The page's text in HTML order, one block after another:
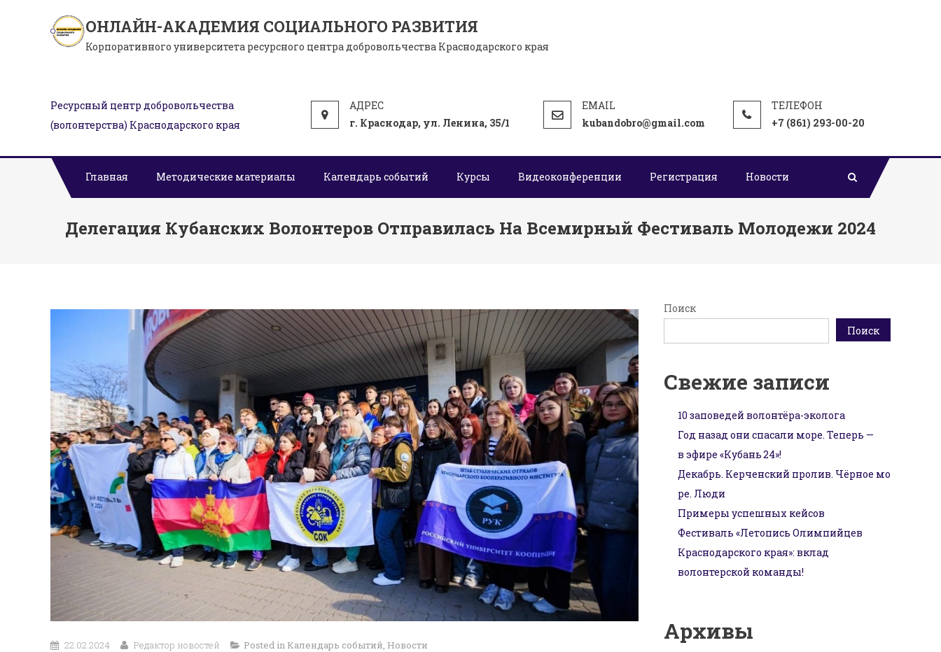
ОНЛАЙН-АКАДЕМИЯ СОЦИАЛЬНОГО РАЗВИТИЯ
Корпоративного университета ресурсного центра добровольчества Краснодарского края
Ресурсный центр добровольчества
(волонтерства) Краснодарского края
г. Краснодар, ул. Ленина, 35/1 kubandobro@gmail.com +7 (861) 293-00-20
Главная Методические материалы Календарь событий Курсы Видеоконференции Регистрация Новости
Делегация Кубанских Волонтеров Отправилась На Всемирный Фестиваль Молодежи 2024
22.02.2024 Редактор новостей Posted in Календарь событий, Новости
Поиск
Поиск
Свежие записи
10 заповедей волонтёра-эколога
Год назад они спасали море. Теперь —
в эфире «Кубань 24»!
Декабрь. Керченский пролив. Чёрное мо
ре. Люди
Примеры успешных кейсов
Фестиваль «Летопись Олимпийцев
Краснодарского края»: вклад
волонтерской команды!
Архивы